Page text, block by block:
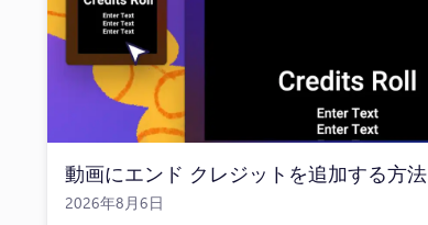
動画にエンド クレジットを追加する方法
2026年8月6日